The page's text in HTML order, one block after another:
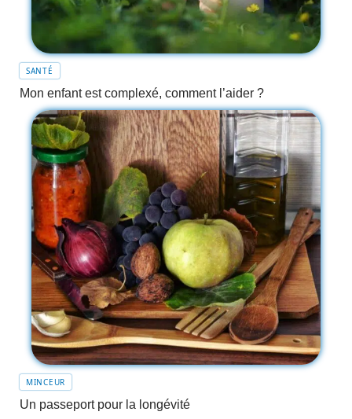
SANTÉ
Mon enfant est complexé, comment l’aider ?
MINCEUR
Un passeport pour la longévité